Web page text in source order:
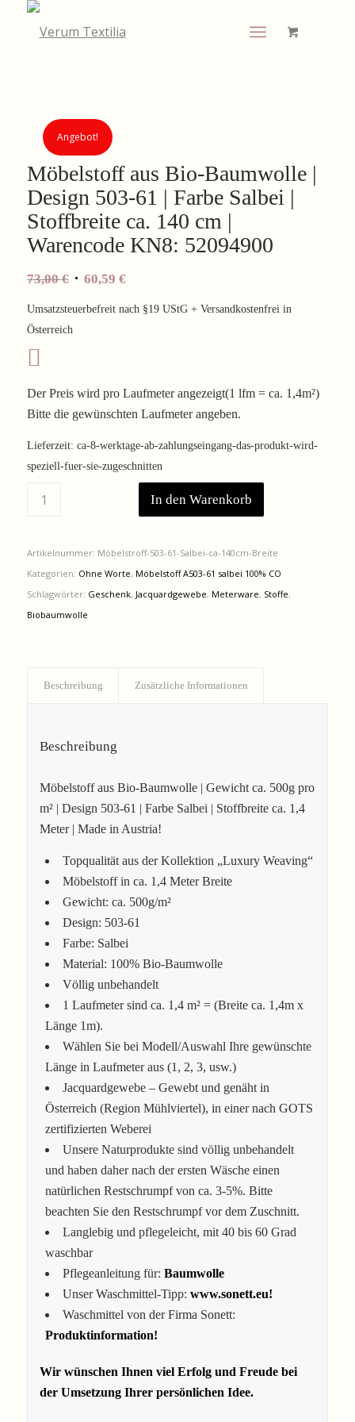
Angebot!
Möbelstoff aus Bio-Baumwolle |
Design 503-61 | Farbe Salbei |
Stoffbreite ca. 140 cm |
Warencode KN8: 52094900
73,00€ Ursprünglicher
war:
73,00 €
60,59 €Aktueller
ist:
Umsatzsteuerbefreit nach §19 UStG + Versandkostenfrei in
Österreich
Der Preis wird pro Laufmeter angezeigt(1 lfm = ca. 1,4m²)
Bitte die gewünschten Laufmeter angeben.
Lieferzeit: ca-8-werktage-ab-zahlungseingang-das-produkt-wird-
speziell-fuer-sie-zugeschnitten
In den Warenkorb
Artikelnummer: Möbelstroff-503-61-Salbei-ca-140cm-Breite
Kategorien: Ohne Worte, Möbelstoff A503-61 salbei 100% CO
Schlagwörter: Geschenk, Jacquardgewebe, Meterware, Stoffe,
Biobaumwolle
Beschreibung Zusätzliche Informationen
Beschreibung
Möbelstoff aus Bio-Baumwolle | Gewicht ca. 500g pro
m² | Design 503-61 | Farbe Salbei | Stoffbreite ca. 1,4
Meter | Made in Austria!
Topqualität aus der Kollektion „Luxury Weaving“
Möbelstoff in ca. 1,4 Meter Breite
Gewicht: ca. 500g/m²
Design: 503-61
Farbe: Salbei
Material: 100% Bio-Baumwolle
Völlig unbehandelt
1 Laufmeter sind ca. 1,4 m² = (Breite ca. 1,4m x
Länge 1m).
Wählen Sie bei Modell/Auswahl Ihre gewünschte
Länge in Laufmeter aus (1, 2, 3, usw.)
Jacquardgewebe – Gewebt und genäht in
Österreich (Region Mühlviertel), in einer nach GOTS
zertifizierten Weberei
Unsere Naturprodukte sind völlig unbehandelt
und haben daher nach der ersten Wäsche einen
natürlichen Restschrumpf von ca. 3-5%. Bitte
beachten Sie den Restschrumpf vor dem Zuschnitt.
Langlebig und pflegeleicht, mit 40 bis 60 Grad
waschbar
Pflegeanleitung für: Baumwolle
Unser Waschmittel-Tipp: www.sonett.eu!
Waschmittel von der Firma Sonett:
Produktinformation!
Wir wünschen Ihnen viel Erfolg und Freude bei
der Umsetzung Ihrer persönlichen Idee.